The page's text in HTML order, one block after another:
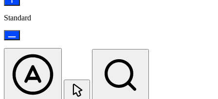
Standard